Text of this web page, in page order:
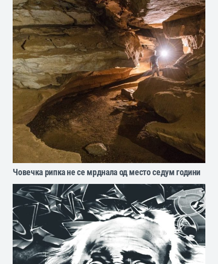
Човечка рипка не се мрднала од место седум години